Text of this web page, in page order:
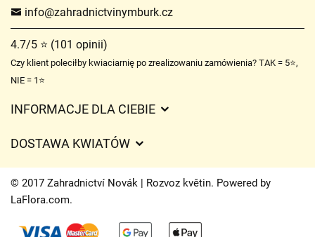
info@zahradnictvinymburk.cz
4.7/5 ⭐ (101 opinii)
Czy klient poleciłby kwiaciarnię po zrealizowaniu zamówienia? TAK = 5⭐,
NIE = 1⭐
INFORMACJE DLA CIEBIE
Czasy dostawy kwiatów – przegląd możliwości
DOSTAWA KWIATÓW
Opłaty za dostawę
Gdzie dostarczamy kwiaty
© 2017 Zahradnictví Novák | Rozvoz květin. Powered by
LaFlora.com.